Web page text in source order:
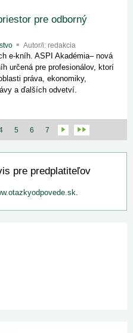
pre odborný
Autor/i: redakcia
e‑kníh. ASPI Akadémia– nová
určená pre profesionálov, ktorí
práva, ekonomiky,
a ďalších odvetví.
5 6 7
pre predplatiteľov
.